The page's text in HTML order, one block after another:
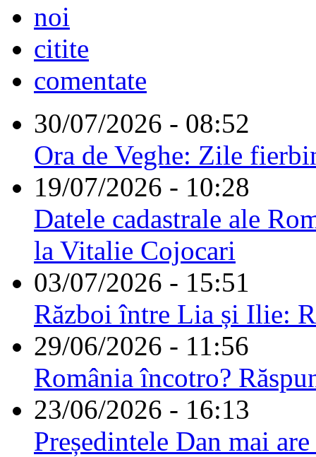
noi
citite
comentate
30/07/2026 - 08:52
Ora de Veghe: Zile
19/07/2026 - 10:28
Datele cadastrale ale
la Vitalie Cojocari
03/07/2026 - 15:51
Război între Lia și Ilie:
29/06/2026 - 11:56
România încotro?
23/06/2026 - 16:13
Președintele Dan mai